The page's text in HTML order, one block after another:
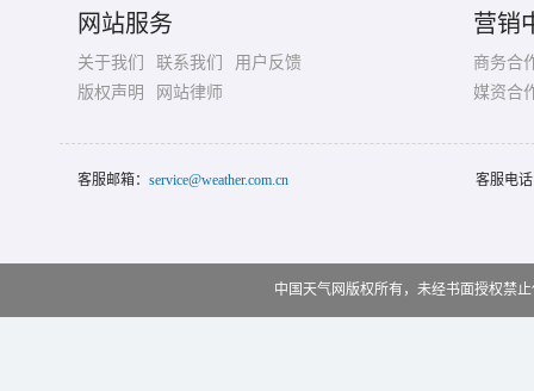
网站服务
关于我们 联系我们
用户反馈
版权声明
网站律师
营销
商务合
媒资合
客服邮箱： service@weather.com.cn 客服电
中国天气网版权所有，未经书面授权